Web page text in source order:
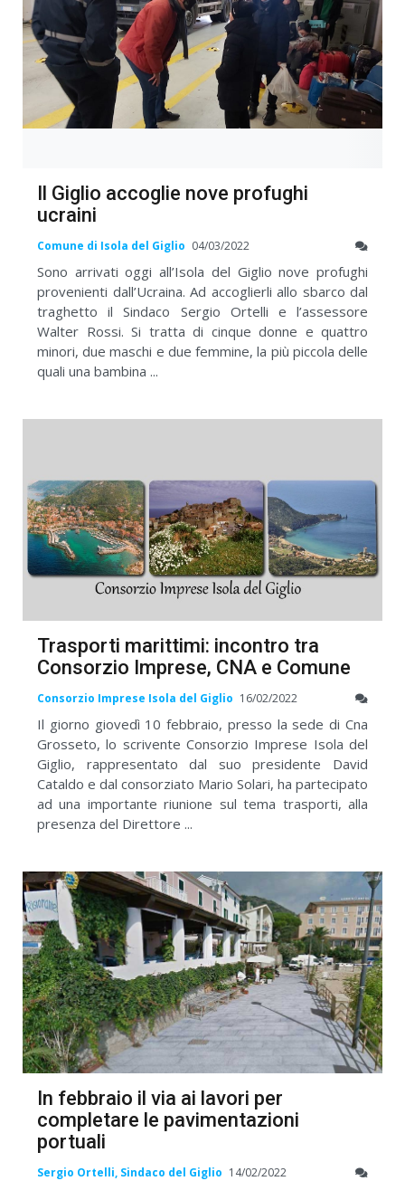
Il Giglio accoglie nove profughi
ucraini
Comune di Isola del Giglio 04/03/2022
Sono arrivati oggi all’Isola del Giglio nove profughi
provenienti dall’Ucraina. Ad accoglierli allo sbarco dal
traghetto il Sindaco Sergio Ortelli e l’assessore
Walter Rossi. Si tratta di cinque donne e quattro
minori, due maschi e due femmine, la più piccola delle
quali una bambina ...
Trasporti marittimi: incontro tra
Consorzio Imprese, CNA e Comune
Consorzio Imprese Isola del Giglio 16/02/2022
Il giorno giovedì 10 febbraio, presso la sede di Cna
Grosseto, lo scrivente Consorzio Imprese Isola del
Giglio, rappresentato dal suo presidente David
Cataldo e dal consorziato Mario Solari, ha partecipato
ad una importante riunione sul tema trasporti, alla
presenza del Direttore ...
In febbraio il via ai lavori per
completare le pavimentazioni
portuali
Sergio Ortelli, Sindaco del Giglio 14/02/2022